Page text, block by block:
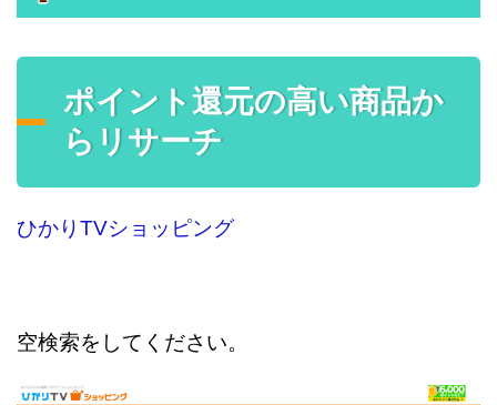
ポイント還元の高い商品か
らリサーチ
ひかりTVショッピング
空検索をしてください。